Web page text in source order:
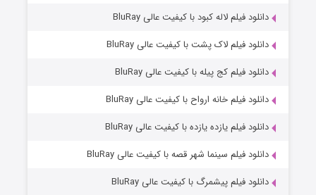
دانلود فیلم لاله کبود با کیفیت عالی BluRay
دانلود فیلم لاک پشت با کیفیت عالی BluRay
دانلود فیلم کج‌ پیله با کیفیت عالی BluRay
دانلود فیلم خانه ارواح با کیفیت عالی BluRay
دانلود فیلم یازده یازده با کیفیت عالی BluRay
دانلود فیلم سینما شهر قصه با کیفیت عالی BluRay
دانلود فیلم پیشمرگ با کیفیت عالی BluRay